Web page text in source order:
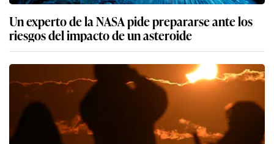
Un experto de la NASA pide prepararse ante los
riesgos del impacto de un asteroide